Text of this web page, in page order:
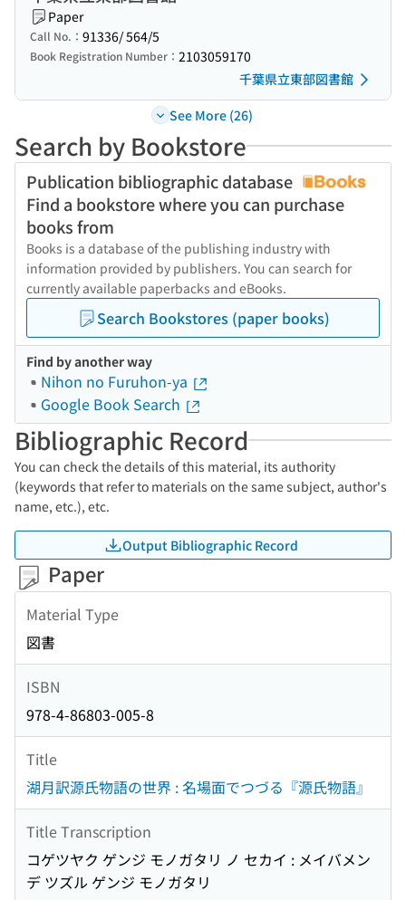
Paper
Call No.： 91336/ 564/5
Book Registration Number： 2103059170
千葉県立東部図書館
See More (26)
Search by Bookstore
Publication bibliographic database
Find a bookstore where you can purchase
books from
Books is a database of the publishing industry with
information provided by publishers. You can search for
currently available paperbacks and eBooks.
Search Bookstores (paper books)
Find by another way
Nihon no Furuhon-ya
Google Book Search
Bibliographic Record
You can check the details of this material, its authority
(keywords that refer to materials on the same subject, author's
name, etc.), etc.
Output Bibliographic Record
Paper
Material Type
図書
ISBN
978-4-86803-005-8
Title
湖月訳源氏物語の世界 : 名場面でつづる『源氏物語』
Title Transcription
コゲツヤク ゲンジ モノガタリ ノ セカイ : メイバメン
デ ツズル ゲンジ モノガタリ